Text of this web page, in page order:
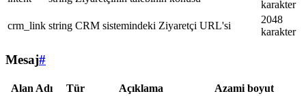
karakter
crm_link string CRM sistemindeki Ziyaretçi URL'si
2048
karakter
Mesaj#
Alan Adı Tür Açıklama Azami boyut